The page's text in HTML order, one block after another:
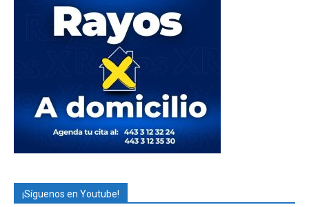
¡Síguenos en Youtube!